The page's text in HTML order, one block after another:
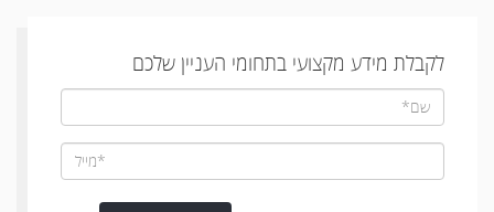
לקבלת מידע מקצועי בתחומי העניין שלכם